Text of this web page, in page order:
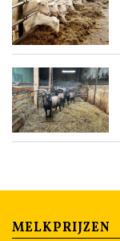
MELKPRIJZEN